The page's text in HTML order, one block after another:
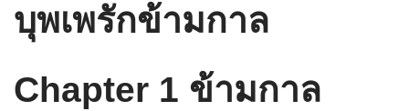
บุพเพรักข้ามกาล
Chapter 1 ข้ามกาล